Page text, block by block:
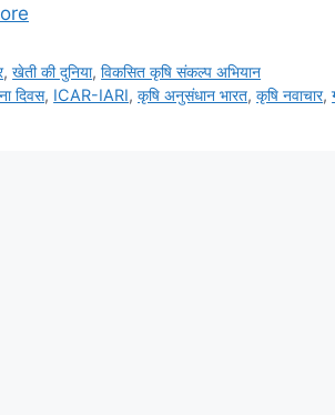
,खेती की दुनिया,विकसित कृषि संकल्प अभियान
दिवस, ICAR-IARI,कृषि अनुसंधान भारत,कृषि नवाचार,